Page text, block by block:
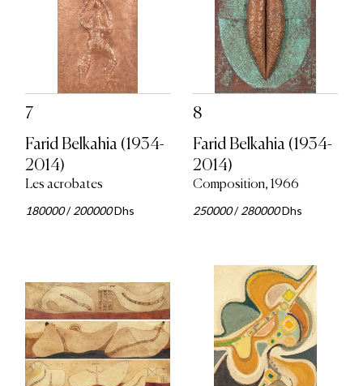
7
Farid Belkahia (1934-
2014)
Les acrobates
180000/200000Dhs
8
Farid Belkahia (1934-
2014)
Composition, 1966
250000/280000Dhs